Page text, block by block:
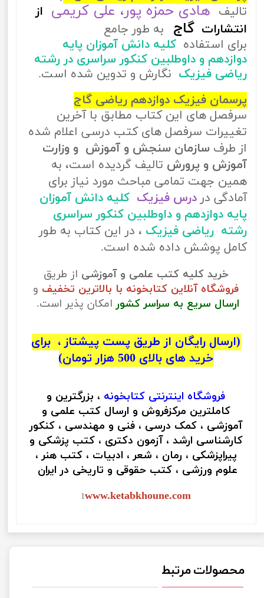
تالیف هادی حمزه پور، علی کریمی از
انتشارات گاج
به طور جامع
برای استفاده کلیه دانش آموزان پایه
دوازدهم و داوطلبین کنکور سراسری در رشته
ریاضی فیزیک نگارش و تدوین شده است.
پرسمان فیزیک دوازدهم ریاضی گاج
سرفصل های این کتاب مطابق با آخرین
تغییرات سرفصل های کتب درسی اعلام شده
از طرف سازمان سنجش و آموزش و وزارت
آموزش و پرورش تالیف گردیده است، به
همین جهت تمامی مباحث مورد نیاز برای
آمادگی در درس فیزیک کلیه دانش آموزان
پایه دوازدهم و داوطلبین کنکور سراسری
رشته ریاضی فیزیک ، در این کتاب به طور
کامل پوشش داده شده است.
خرید کلیه کتب علمی و آموزشی از طریق
فروشگاه آنلاین کتابخونه با بالاترین تخفیف و
ارسال سریع به سراسر کشور امکان پذیر است.
(ارسال رایگان از طریق پست پیشتاز ، برای
خرید های بالای 500 هزار تومان)
فروشگاه اینترنتی کتابخونه ، بزرگترین و
کاملترین مرکزفروش و ارسال کتب علمی و
آموزشی ، کمک درسی ، فنی و مهندسی ، کنکور
کارشناسی ارشد ، آزمون دکتری ، کتب پزشکی و
پیراپزشکی ، رمان ، شعر ، ادبیات ، کتب هنر ،
علوم ورزشی ، کتب حقوقی و تاریخی در ایران
1www.ketabkhoune.com
محصولات مرتبط